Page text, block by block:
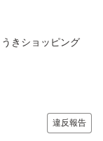
きショッピング
違反報告